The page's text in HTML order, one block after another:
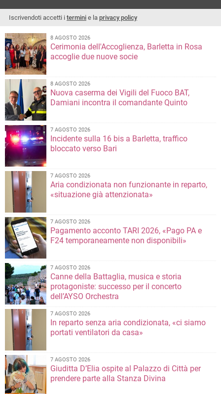
Iscrivendoti accetti i termini e la privacy policy
8 AGOSTO 2026
Cerimonia dell'Accoglienza, Barletta in Rosa
accoglie due nuove socie
8 AGOSTO 2026
Nuova caserma dei Vigili del Fuoco BAT,
Damiani incontra il comandante Quinto
7 AGOSTO 2026
Incidente sulla 16 bis a Barletta, traffico
bloccato verso Bari
7 AGOSTO 2026
Aria condizionata non funzionante in reparto,
«situazione già attenzionata»
7 AGOSTO 2026
Pagamento acconto TARI 2026, «Pago PA e
F24 temporaneamente non disponibili»
7 AGOSTO 2026
Canne della Battaglia, musica e storia
protagoniste: successo per il concerto
dell’AYSO Orchestra
7 AGOSTO 2026
In reparto senza aria condizionata, «ci siamo
portati ventilatori da casa»
7 AGOSTO 2026
Giuditta D’Elia ospite al Palazzo di Città per
prendere parte alla Stanza Divina